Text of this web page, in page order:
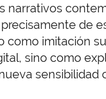
narrativos
de
como imitación
sino como
sensibilidad